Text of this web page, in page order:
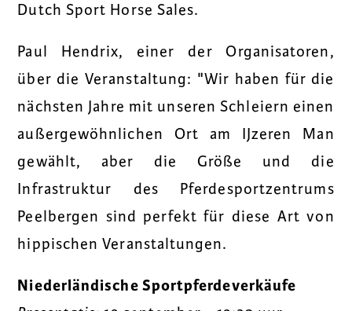
Dutch Sport Horse Sales.
Paul Hendrix, einer der Organisatoren,
über die Veranstaltung: "Wir haben für die
nächsten Jahre mit unseren Schleiern einen
außergewöhnlichen Ort am IJzeren Man
gewählt, aber die Größe und die
Infrastruktur des Pferdesportzentrums
Peelbergen sind perfekt für diese Art von
hippischen Veranstaltungen.
Niederländische Sportpferdeverkäufe